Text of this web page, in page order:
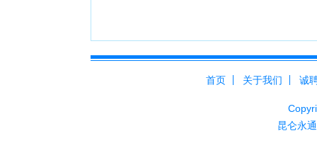
首页 关于我们 诚
昆仑永